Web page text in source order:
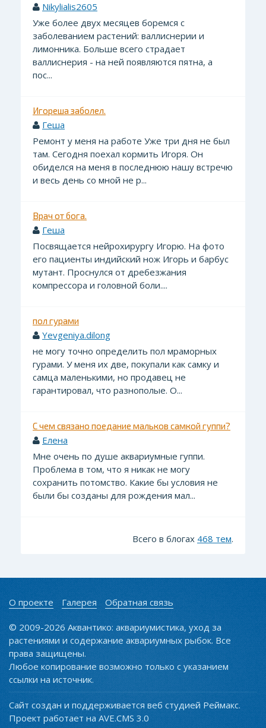
Nikylialis2605
Уже более двух месяцев боремся с
заболеванием растений: валлиснерии и
лимонника. Больше всего страдает
валлиснерия - на ней появляются пятна, а
пос...
Игореша заболел.
Геша
Ремонт у меня на работе Уже три дня не был
там. Сегодня поехал кормить Игоря. Он
обиделся на меня в последнюю нашу встречю
и весь день со мной не р...
Врач от бога.
Геша
Посвящается нейрохирургу Игорю. На фото
его пациенты индийский нож Игорь и барбус
мутант. Проснулся от дребезжания
компрессора и головной боли....
пол гурами
Yevgeniya.dilong
не могу точно определить пол мраморных
гурами. У меня их две, покупали как самку и
самца маленькими, но продавец не
гарантировал, что разнополые. О...
С чем связано поедание мальков самкой гуппи?
Елена
Мне очень по душе аквариумные гуппи.
Проблема в том, что я никак не могу
сохранить потомство. Какие бы условия не
были бы созданы для рождения мал...
Всего в блогах 468 тем.
О проекте Галерея Обратная связь
© 2009-2026 Аквантико: аквариумистика, уход за
растениями и содержание аквариумных рыбок. Все
права защищены.
Любое копирование возможно только с указанием
ссылки на источник.
Сайт создан и поддерживается веб студией Реймакс.
Проект работает на AVE.CMS 3.0